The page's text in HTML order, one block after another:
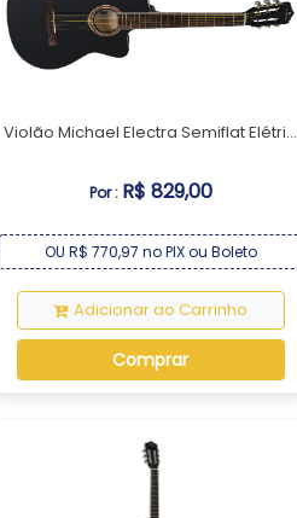
Violão Michael Electra Semiflat Elétri...
Por : R$ 829,00
OU R$ 770,97 no PIX ou Boleto
Adicionar ao Carrinho
Comprar